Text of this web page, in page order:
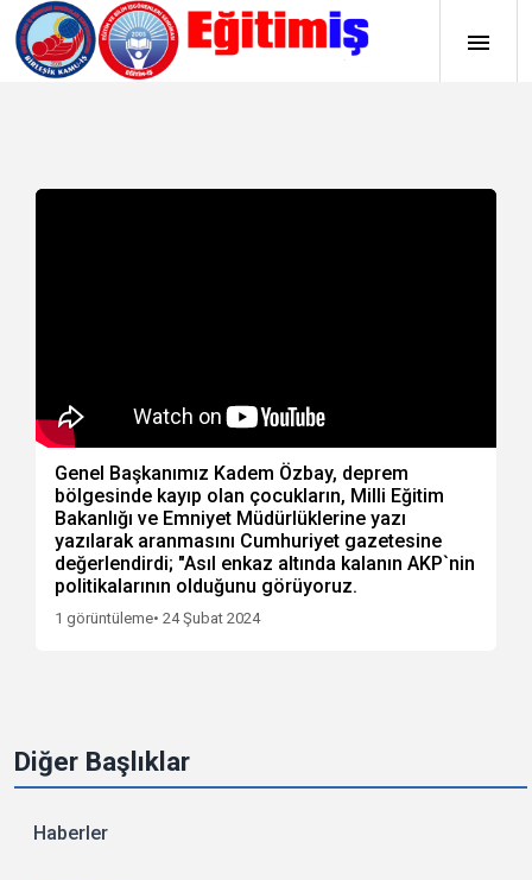
Diğer Başlıklar
Haberler
Genel Başkanımız Kadem Özbay, deprem
bölgesinde kayıp olan çocukların, Milli Eğitim
Bakanlığı ve Emniyet Müdürlüklerine yazı
yazılarak aranmasını Cumhuriyet gazetesine
değerlendirdi; "Asıl enkaz altında kalanın AKP`nin
politikalarının olduğunu görüyoruz.
1 görüntüleme• 24 Şubat 2024